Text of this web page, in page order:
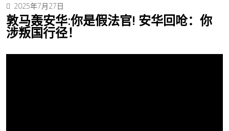
2025年7月27日
敦马轰安华:你是假法官! 安华回呛：你
涉叛国行径！